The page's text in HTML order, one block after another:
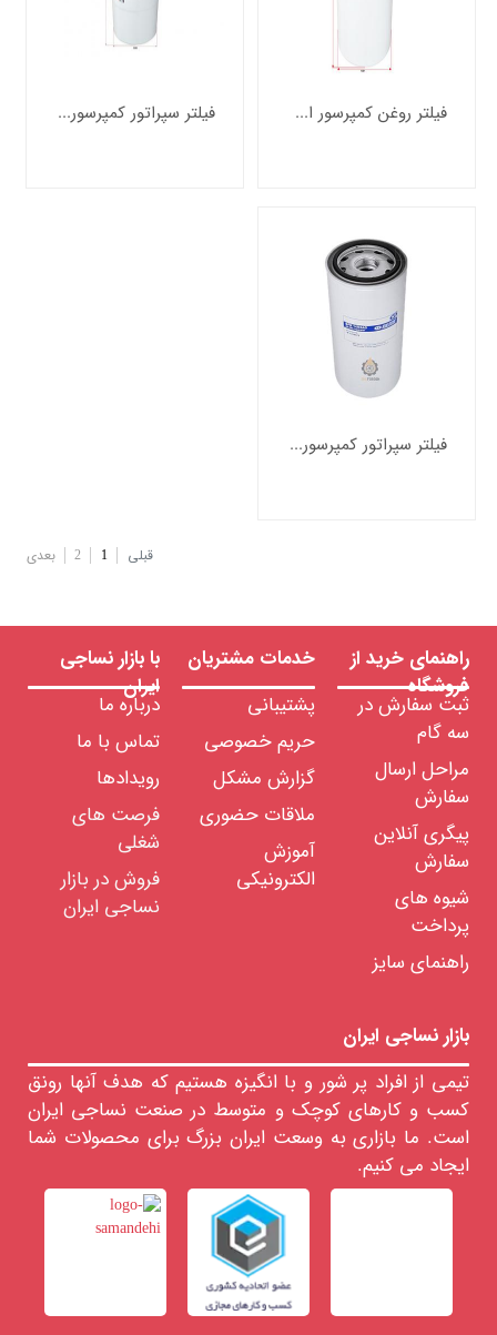
فیلتر روغن کمپرسور اسکرو برند سوتراس ایتالیا فیلتر سپراتور کمپرسور اسکرو برند ساکورا اندونزی
فیلتر سپراتور کمپرسور اسکرو برند شور اندونزی
قبلی 1
2 بعدی
راهنمای خرید از
فروشگاه
ثبت سفارش در
سه گام
مراحل ارسال
سفارش
پیگری آنلاین
سفارش
شیوه های
پرداخت
راهنمای سایز
خدمات مشتریان
پشتیبانی
حریم خصوصی
گزارش مشکل
ملاقات حضوری
آموزش
الکترونیکی
با بازار نساجی
ایران
درباره ما
تماس با ما
رویدادها
فرصت های
شغلی
فروش در بازار
نساجی ایران
بازار نساجی ایران
تیمی از افراد پر شور و با انگیزه هستیم که هدف آنها رونق
کسب و کارهای کوچک و متوسط در صنعت نساجی ایران
است. ما بازاری به وسعت ایران بزرگ برای محصولات شما
ایجاد می کنیم.